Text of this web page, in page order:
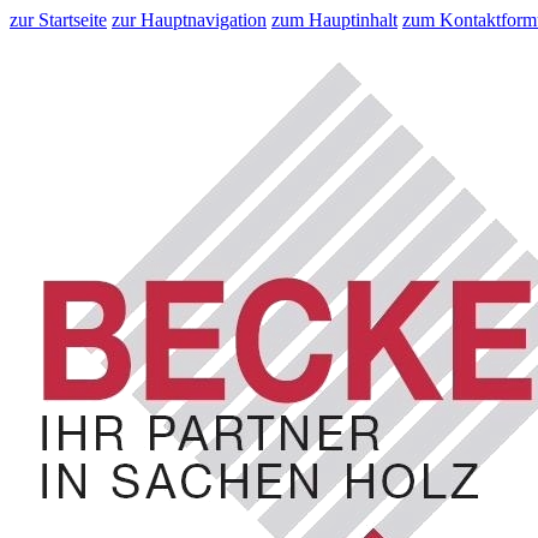
zur Startseite zur Hauptnavigation zum Hauptinhalt zum